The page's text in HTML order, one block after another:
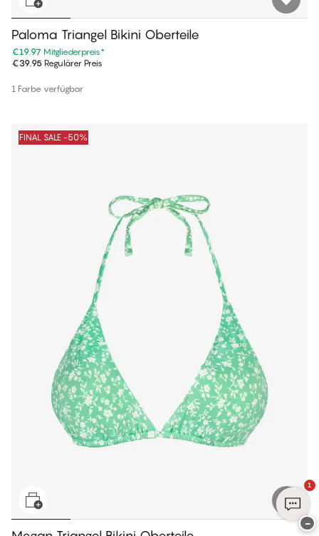
Paloma Triangel Bikini Oberteile
€19.97 Mitgliederpreis*
€39.95 Regulärer Preis
1 Farbe verfügbar
FINAL SALE -50%
1
−